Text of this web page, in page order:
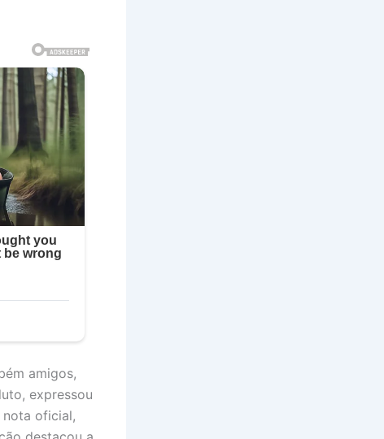
amigos,
expressou
oficial,